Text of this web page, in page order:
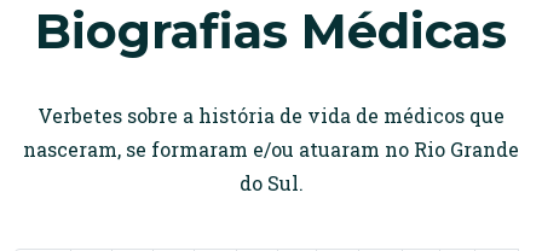
Biografias Médicas
Verbetes sobre a história de vida de médicos que
nasceram, se formaram e/ou atuaram no Rio Grande
do Sul.